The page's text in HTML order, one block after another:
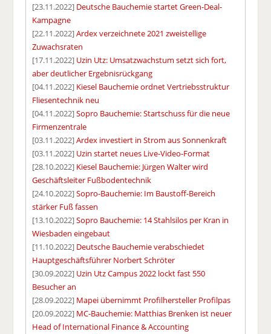
[23.11.2022] Deutsche Bauchemie startet Green-Deal-
Kampagne
[22.11.2022]Ardex verzeichnete 2021 zweistellige
Zuwachsraten
[17.11.2022] Uzin Utz: Umsatzwachstum setzt sich fort,
aber deutlicher Ergebnisrückgang
[04.11.2022] Kiesel Bauchemie ordnet Vertriebsstruktur
Fliesentechnik neu
[04.11.2022]Sopro Bauchemie: Startschuss für die neue
Firmenzentrale
[03.11.2022]Ardex investiert in Strom aus Sonnenkraft
[03.11.2022] Uzin startet neues Live-Video-Format
[28.10.2022] Kiesel Bauchemie: Jürgen Walter wird
Geschäftsleiter Fußbodentechnik
[24.10.2022]Sopro-Bauchemie: Im Baustoff-Bereich
stärker Fuß fassen
[13.10.2022]Sopro Bauchemie: 14 Stahlsilos per Kran in
Wiesbaden eingebaut
[11.10.2022] Deutsche Bauchemie verabschiedet
Hauptgeschäftsführer Norbert Schröter
[30.09.2022] Uzin Utz Campus 2022 lockt fast 550
Besucher an
[28.09.2022] Mapei übernimmt Profilhersteller Profilpas
[20.09.2022] MC-Bauchemie: Matthias Brenken ist neuer
Head of International Finance & Accounting